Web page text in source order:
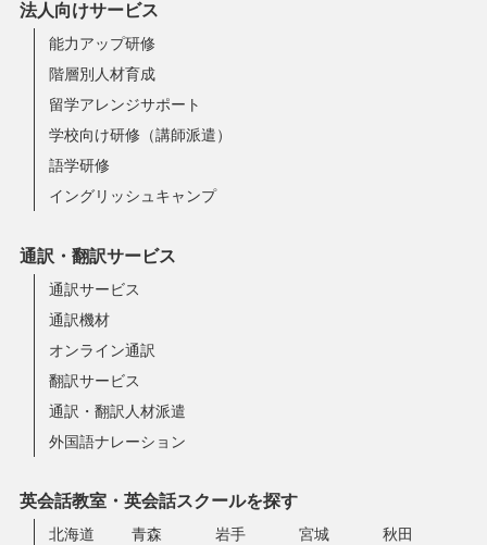
法人向けサービス
能力アップ研修
階層別人材育成
留学アレンジサポート
学校向け研修（講師派遣）
語学研修
イングリッシュキャンプ
通訳・翻訳サービス
通訳サービス
通訳機材
オンライン通訳
翻訳サービス
通訳・翻訳人材派遣
外国語ナレーション
英会話教室・英会話スクールを探す
北海道 青森 岩手 宮城 秋田